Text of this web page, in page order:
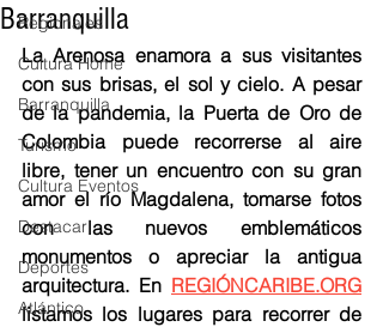
Regionales
Cultura Home
Barranquilla
Turismo
Cultura Eventos
Destacar
Deportes
Atlántico
Barranquilla
La Arenosa enamora a sus visitantes
con sus brisas, el sol y cielo. A pesar
de la pandemia, la Puerta de Oro de
Colombia puede recorrerse al aire
libre, tener un encuentro con su gran
amor el río Magdalena, tomarse fotos
con las nuevos emblemáticos
monumentos o apreciar la antigua
arquitectura. En REGIÓNCARIBE.ORG
listamos los lugares para recorrer de